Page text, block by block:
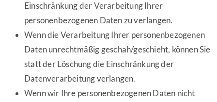
Einschränkung der Verarbeitung Ihrer
personenbezogenen Daten zu verlangen.
Wenn die Verarbeitung Ihrer personenbezogenen
Daten unrechtmäßig geschah/geschieht, können Sie
statt der Löschung die Einschränkung der
Datenverarbeitung verlangen.
Wenn wir Ihre personenbezogenen Daten nicht